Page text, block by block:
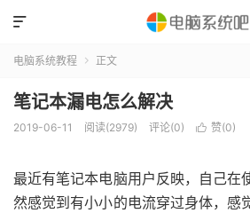

电脑系统教程  正文
笔记本漏电怎么解决
2019-06-11 阅读(2979) 评论(0)  赞(0)
最近有笔记本电脑用户反映，自己在
然感觉到有小小的电流穿过身体，感